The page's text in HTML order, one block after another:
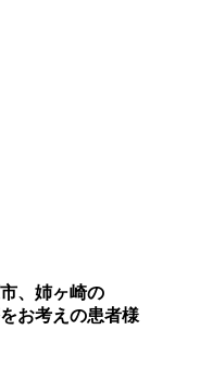
、姉ヶ崎の
お考えの患者様